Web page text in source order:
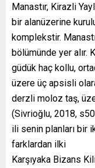
Manastır, Kirazli
bir alanüzerine
komplekstir.
bölümünde yer alır.
güdük haç kollu,
üzere üç apsisli
derzli moloz taş,
(Sivrioğlu, 2018,
ili senin planları bir
farklardan ilki
Karşıyaka Bizans